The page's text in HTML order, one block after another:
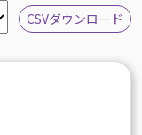
CSVダウンロード